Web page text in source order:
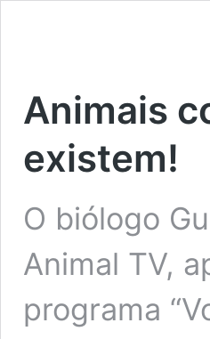
Animais
existem!
O biólogo
Animal TV,
programa